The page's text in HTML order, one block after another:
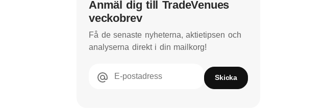
Anmäl dig till TradeVenues
veckobrev
Få de senaste nyheterna, aktietipsen och
analyserna direkt i din mailkorg!
E-postadress Skicka